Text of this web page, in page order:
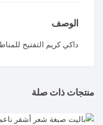
الوصف
داكي كريم التفتيح
منتجات ذات صلة